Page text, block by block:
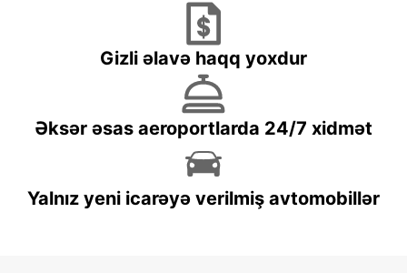
Gizli əlavə haqq yoxdur
Əksər əsas aeroportlarda 24/7 xidmət
Yalnız yeni icarəyə verilmiş avtomobillər